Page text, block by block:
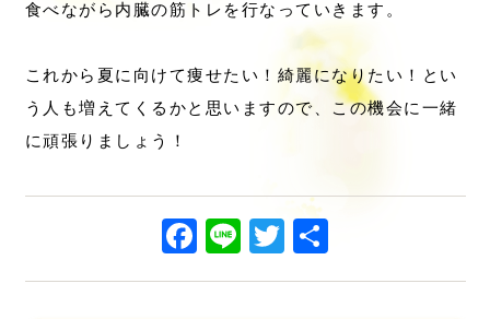
食べながら内臓の筋トレを行なっていきます。
これから夏に向けて痩せたい！綺麗になりたい！とい
う人も増えてくるかと思いますので、この機会に一緒
に頑張りましょう！
Facebook
LineTwitter
有